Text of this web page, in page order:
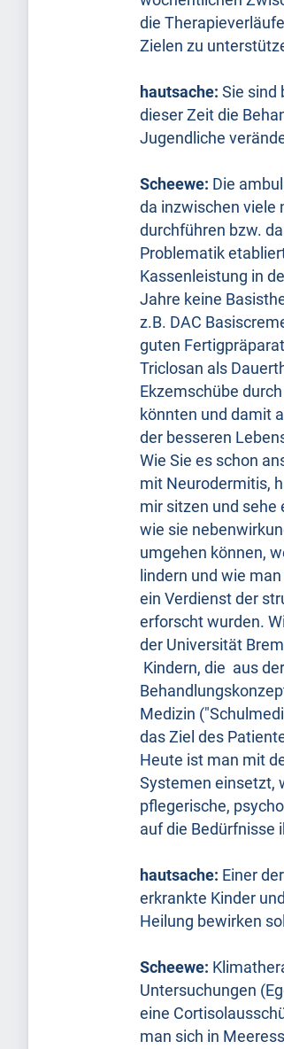
die
Zielen zu
hautsache: Sie sind
dieser Zeit die
Jugendliche
Scheewe: Die
da inzwischen viele
durchführen bzw.
Problematik
Kassenleistung in
Jahre keine
z.B. DAC
guten
Triclosan als
Ekzemschübe
könnten und damit
der besseren
Wie Sie es schon
mit Neurodermitis,
mir sitzen und sehe
wie sie
umgehen können,
lindern und wie
ein Verdienst der
erforscht wurden.
der Universität
Kindern, die aus
Medizin
das Ziel des
Heute ist man mit
Systemen einsetzt,
pflegerische,
auf die Bedürfnisse
hautsache: Einer
erkrankte Kinder
Heilung bewirken
Scheewe:
Untersuchungen
eine
man sich in